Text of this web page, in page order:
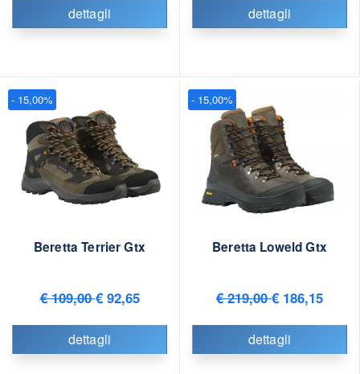
dettagli dettagli
Beretta Terrier Gtx
€ 109,00€ 92,65
dettagli
- 15,00%
Beretta Loweld Gtx
€ 219,00€ 186,15
dettagli
- 15,00%